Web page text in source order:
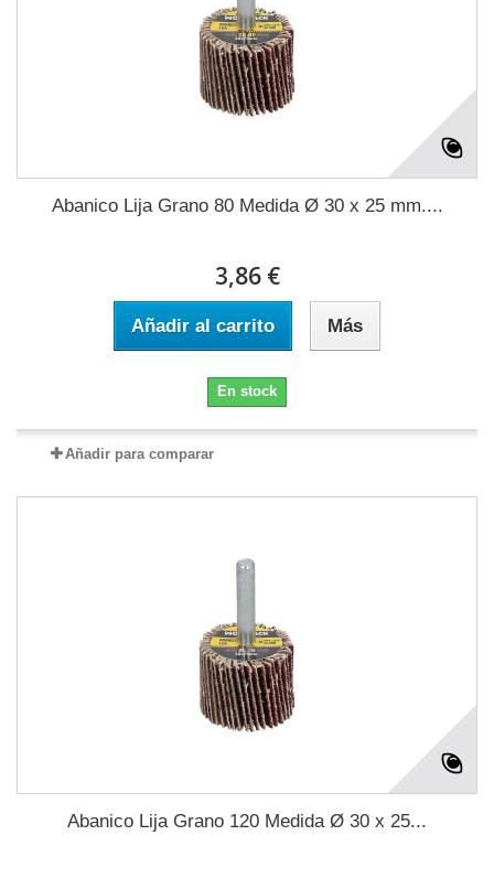
Abanico Lija Grano 80 Medida Ø 30 x 25 mm....
3,86 €
Añadir al carrito Más
En stock
Añadir para comparar
Abanico Lija Grano 120 Medida Ø 30 x 25...